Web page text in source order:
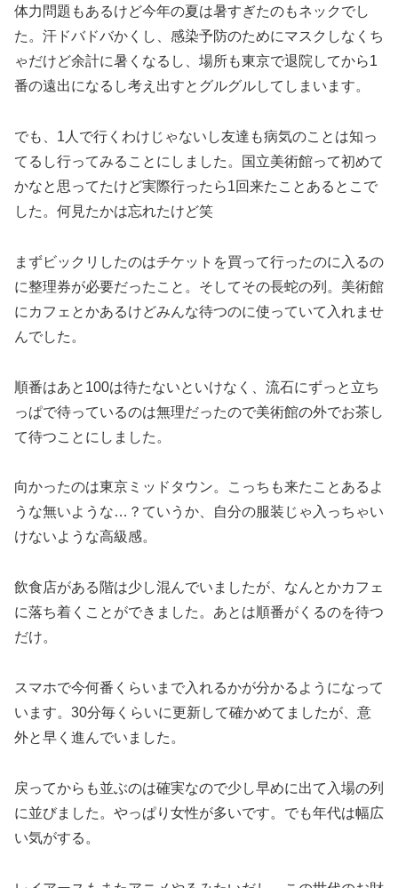
体力問題もあるけど今年の夏は暑すぎたのもネックでし
た。汗ドバドバかくし、感染予防のためにマスクしなくち
ゃだけど余計に暑くなるし、場所も東京で退院してから1
番の遠出になるし考え出すとグルグルしてしまいます。
でも、1人で行くわけじゃないし友達も病気のことは知っ
てるし行ってみることにしました。国立美術館って初めて
かなと思ってたけど実際行ったら1回来たことあるとこで
した。何見たかは忘れたけど笑
まずビックリしたのはチケットを買って行ったのに入るの
に整理券が必要だったこと。そしてその長蛇の列。美術館
にカフェとかあるけどみんな待つのに使っていて入れませ
んでした。
順番はあと100は待たないといけなく、流石にずっと立ち
っぱで待っているのは無理だったので美術館の外でお茶し
て待つことにしました。
向かったのは東京ミッドタウン。こっちも来たことあるよ
うな無いような…？ていうか、自分の服装じゃ入っちゃい
けないような高級感。
飲食店がある階は少し混んでいましたが、なんとかカフェ
に落ち着くことができました。あとは順番がくるのを待つ
だけ。
スマホで今何番くらいまで入れるかが分かるようになって
います。30分毎くらいに更新して確かめてましたが、意
外と早く進んでいました。
戻ってからも並ぶのは確実なので少し早めに出て入場の列
に並びました。やっぱり女性が多いです。でも年代は幅広
い気がする。